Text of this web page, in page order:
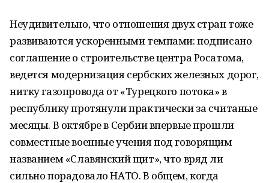
Неудивительно, что отношения двух стран тоже
развиваются ускоренными темпами: подписано
соглашение о строительстве центра Росатома,
ведется модернизация сербских железных дорог,
нитку газопровода от «Турецкого потока» в
республику протянули практически за считаные
месяцы. В октябре в Сербии впервые прошли
совместные военные учения под говорящим
названием «Славянский щит», что вряд ли
сильно порадовало НАТО. В общем, когда